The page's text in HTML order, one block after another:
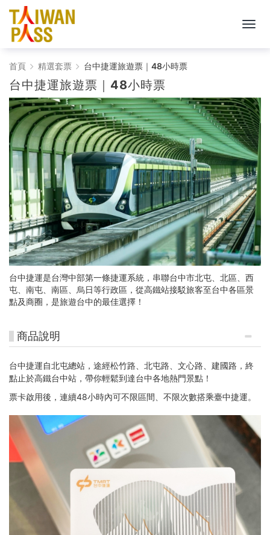
Taiwan
PASS
首頁 精選套票 台中捷運旅遊票｜48小時票
台中捷運旅遊票｜48小時票
台中捷運是台灣中部第一條捷運系統，串聯台中市北屯、北區、西
屯、南屯、南區、烏日等行政區，從高鐵站接駁旅客至台中各區景
點及商圈，是旅遊台中的最佳選擇！
商品說明
台中捷運自北屯總站，途經松竹路、北屯路、文心路、建國路，終
點止於高鐵台中站，帶你輕鬆到達台中各地熱門景點！
票卡啟用後，連續48小時內可不限區間、不限次數搭乘臺中捷運。